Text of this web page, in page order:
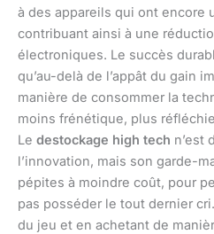
à des appareils qui ont encore
contribuant ainsi à une
électroniques. Le succès
qu’au-delà de l’appât du gain
manière de consommer la
moins frénétique, plus
Le destockage high tech n’est
l’innovation, mais son garde-
pépites à moindre coût, pour
pas posséder le tout dernier
du jeu et en achetant de